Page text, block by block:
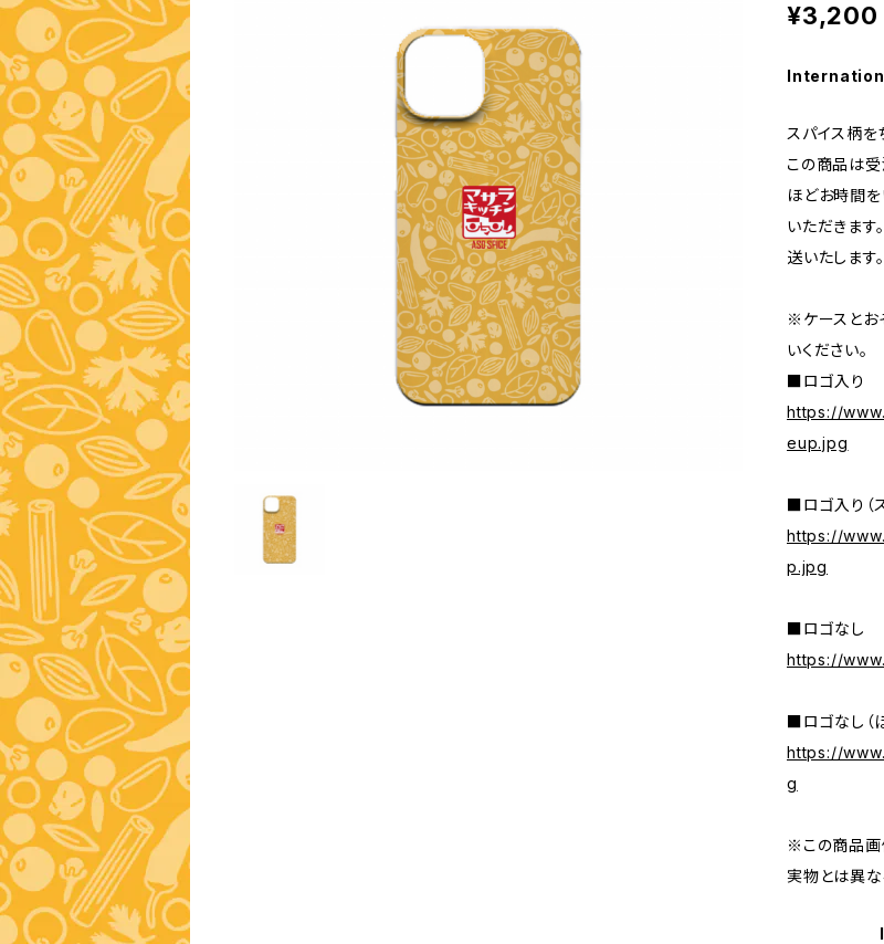
¥3,200
スパイス柄を
この商品は
ほどお時間
いただきます
送いたします。
※ケースとお
いください。
■ロゴ入り
https://
eup.jpg
■ロゴ入り（ス
https://
p.jpg
■ロゴなし
https://
■ロゴなし（
https://
g
※この商品画
実物とは異な